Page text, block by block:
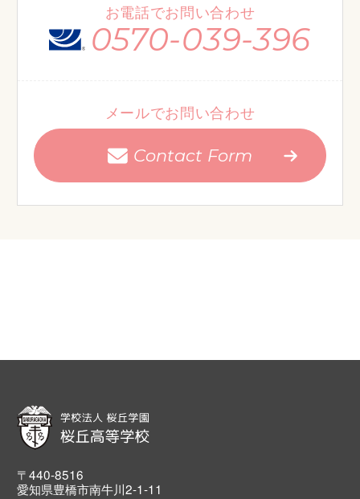
お電話でお問い合わせ
0570-039-396
メールでお問い合わせ
Contact Form
〒440-8516
愛知県豊橋市南牛川2-1-11